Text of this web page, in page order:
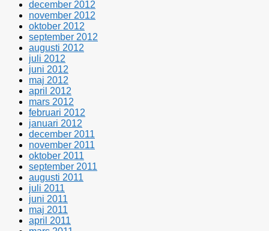
december 2012
november 2012
oktober 2012
september 2012
augusti 2012
juli 2012
juni 2012
maj 2012
april 2012
mars 2012
februari 2012
januari 2012
december 2011
november 2011
oktober 2011
september 2011
augusti 2011
juli 2011
juni 2011
maj 2011
april 2011